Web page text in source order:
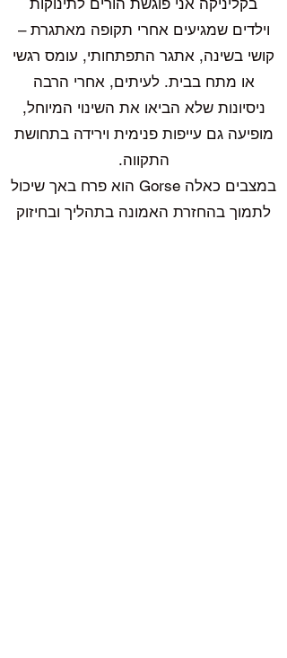
בקליניקה אני פוגשת הורים לתינוקות
וילדים שמגיעים אחרי תקופה מאתגרת –
קושי בשינה, אתגר התפתחותי, עומס רגשי
או מתח בבית. לעיתים, אחרי הרבה
ניסיונות שלא הביאו את השינוי המיוחל,
מופיעה גם עייפות פנימית וירידה בתחושת
התקווה.
במצבים כאלה Gorse הוא פרח באך שיכול
לתמוך בהחזרת האמונה בתהליך ובחיזוק